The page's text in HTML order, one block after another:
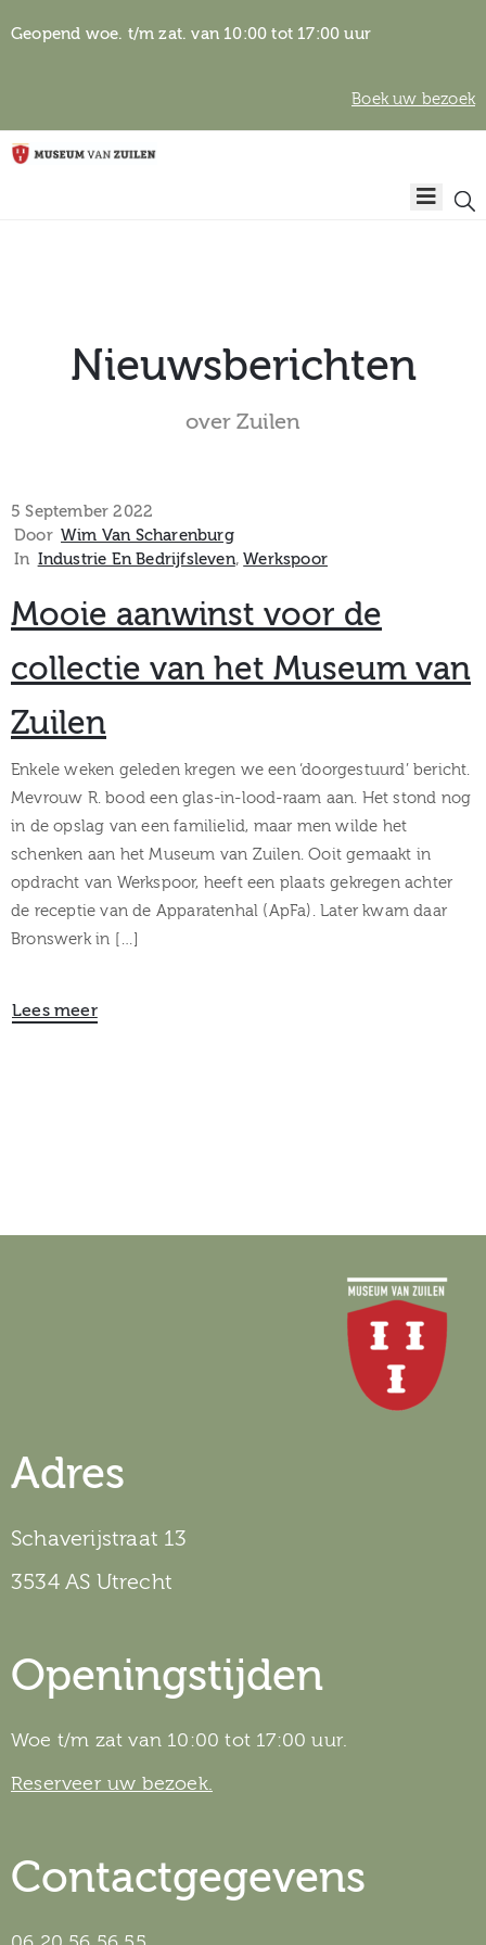
Geopend woe. t/m zat. van 10:00 tot 17:00 uur
Boek uw bezoek
Home
Activiteiten
Verhalen
over
Zuilen
Collectie
Nieuwsberichten
over Zuilen
5 September 2022
Door Wim Van Scharenburg
In Industrie En Bedrijfsleven‚Werkspoor
Mooie aanwinst voor de
collectie van het Museum van
Zuilen
Enkele weken geleden kregen we een ‘doorgestuurd’ bericht.
Mevrouw R. bood een glas-in-lood-raam aan. Het stond nog
in de opslag van een familielid, maar men wilde het
schenken aan het Museum van Zuilen. Ooit gemaakt in
opdracht van Werkspoor, heeft een plaats gekregen achter
de receptie van de Apparatenhal (ApFa). Later kwam daar
Bronswerk in […]
Lees meer
Adres
Schaverijstraat 13
3534 AS Utrecht
Openingstijden
Woe t/m zat van 10:00 tot 17:00 uur.
Reserveer uw bezoek.
Contactgegevens
Algemene